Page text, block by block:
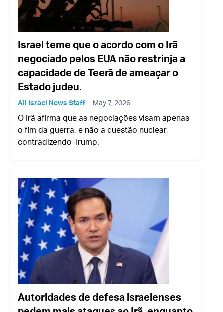
Israel teme que o acordo com o Irã
negociado pelos EUA não restrinja a
capacidade de Teerã de ameaçar o
Estado judeu.
All Israel News Staff May 7, 2026
O Irã afirma que as negociações visam apenas
o fim da guerra, e não a questão nuclear,
contradizendo Trump.
Autoridades de defesa israelenses